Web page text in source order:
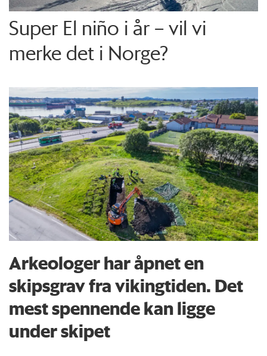
Super El niño i år – vil vi
merke det i Norge?
Arkeologer har åpnet en
skipsgrav fra vikingtiden. Det
mest spennende kan ligge
under skipet